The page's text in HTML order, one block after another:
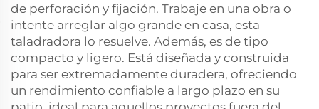
de perforación y fijación. Trabaje en una obra o
intente arreglar algo grande en casa, esta
taladradora lo resuelve. Además, es de tipo
compacto y ligero. Está diseñada y construida
para ser extremadamente duradera, ofreciendo
un rendimiento confiable a largo plazo en su